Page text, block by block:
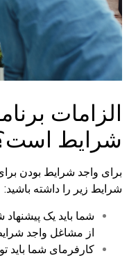
الزامات
شرایط
برای واجد شرایط بودن
شرایط زیر را داشته باشید:
شما باید یک
از مشاغل واجد
کارفرمای شما